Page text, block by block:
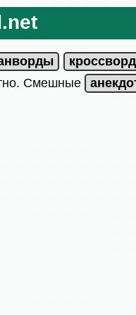
Смешные